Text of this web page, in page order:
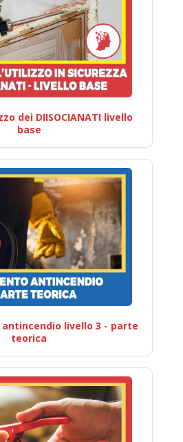
dei DIISOCIANATI livello
base
livello 3 - parte
teorica